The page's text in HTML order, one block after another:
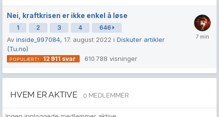
Nei, kraftkrisen er ikke enkel å løse
1 2 3 4 646
Av inside_997084, 17. august 2022 i Diskuter artikler
(Tu.no)
12 911 svar 610 788 visninger
HVEM ER AKTIVE 0 MEDLEMMER